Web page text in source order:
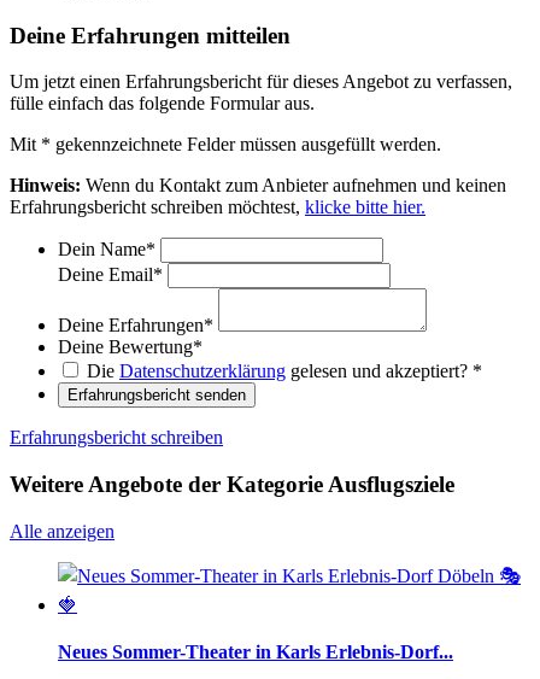
Deine Erfahrungen mitteilen
Um jetzt einen Erfahrungsbericht für dieses Angebot zu verfassen,
fülle einfach das folgende Formular aus.
Mit * gekennzeichnete Felder müssen ausgefüllt werden.
Hinweis: Wenn du Kontakt zum Anbieter aufnehmen und keinen
Erfahrungsbericht schreiben möchtest, klicke bitte hier.
Dein Name*
Deine Email*
Deine Erfahrungen*
Deine Bewertung*
Die Datenschutzerklärung gelesen und akzeptiert? *
Erfahrungsbericht senden
Erfahrungsbericht schreiben
Weitere Angebote der Kategorie Ausflugsziele
Alle anzeigen
Neues Sommer-Theater in Karls Erlebnis-Dorf...